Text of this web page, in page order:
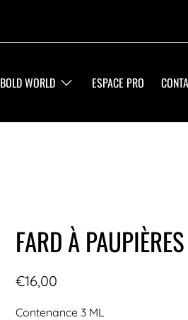
BOLD WORLD ESPACE PRO
FARD À
€16,00
Contenance 3 ML